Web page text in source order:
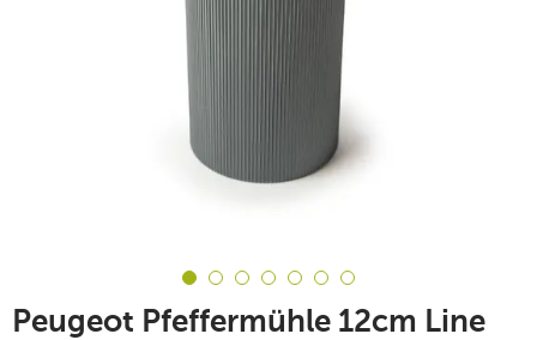
Peugeot Pfeffermühle 12cm Line